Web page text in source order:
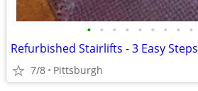
• • • • • • • • •
Refurbished Stairlifts - 3 Easy Steps
7/8 Pittsburgh